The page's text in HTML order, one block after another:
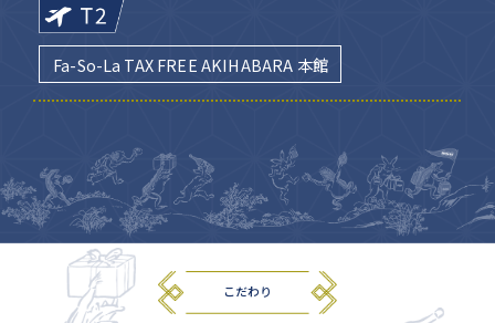
Fa-So-La TAX FREE AKIHABARA 本館
こだわり